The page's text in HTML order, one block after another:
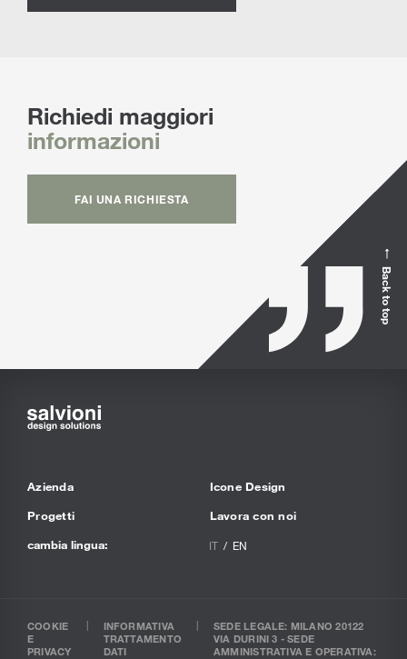
Richiedi maggiori
informazioni
FAI UNA RICHIESTA
Back to top
Azienda
Progetti
Icone Design
Lavora con noi
cambia lingua:
IT EN
COOKIE
E
PRIVACY
INFORMATIVA
TRATTAMENTO
DATI
SEDE LEGALE: MILANO 20122
VIA DURINI 3 - SEDE
AMMINISTRATIVA E OPERATIVA: